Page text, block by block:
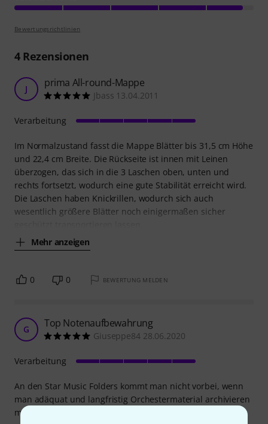
Bewertungsrichtlinien
4Rezensionen
J prima All-round-Mappe
Jbass 13.04.2011
Im Normalzustand fasst die Mappe Blätter bis 31,5 cm Höhe
und 22,4 cm Breite. Die Rückseite ist innen mit Leinen
überzogen, das sich in die 3 Laschen oben, unten und
rechts fortsetzt, wodurch eine gute Stabilität erreicht wird.
Die Laschen haben Knickrillen, wodurch sich auch
wesentlich größere Blätter noch einigermaßen sicher
Mehr anzeigen
Verarbeitung
0 0 BEWERTUNG MELDEN
G Top Notenaufbewahrung
Giuseppe84 28.06.2020
An den Star Music Folders kommt man nicht vorbei, wenn
man adäquat und langfristig Orchestermaterial archivieren
möchte. Teuer, aber sehr zu empfehlen.
Verarbeitung